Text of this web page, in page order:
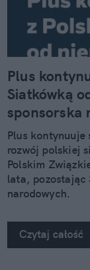
Plus
Siatkówką
sponsorska
Plus kontynuuje
rozwój polskiej
Polskim
lata, pozostając
narodowych.
Czytaj całość